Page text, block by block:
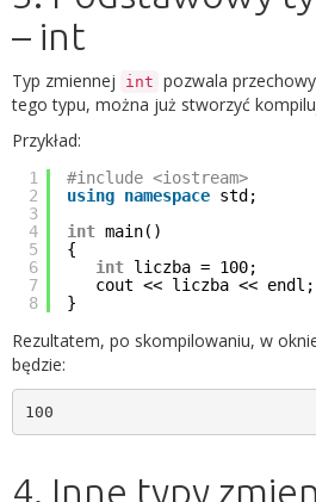
– int
Typ zmiennej int pozwala
tego typu, można już stworzyć
Przykład:
1
2
3
4
5
6
7
8
#include <iostream>
using namespace std;
int main()
{
int liczba = 100;
cout << liczba << endl;
}
Rezultatem, po skompilowaniu, w
będzie:
100
4. Inne typy